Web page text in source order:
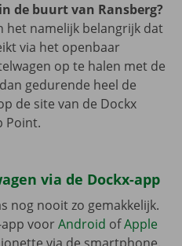
de buurt van Ransberg?
het namelijk belangrijk dat
via het openbaar
op te halen met de
gedurende heel de
de site van de Dockx
Point.
via de Dockx-app
nog nooit zo gemakkelijk.
voorAndroid ofApple